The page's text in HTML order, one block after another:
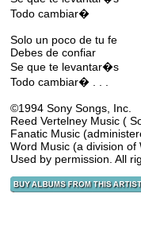
Todo cambiar�
Solo un poco de tu fe
Debes de confiar
Se que te levantar�s
Todo cambiar� . . .
©1994 Sony Songs, Inc.
Reed Vertelney Music (
Fanatic Music
Word Music (a division of
Used by permission. All